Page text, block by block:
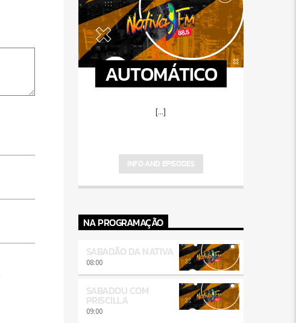
AUTOMÁTICO
[...]
INFO AND EPISODES
NA PROGRAMAÇÃO
SABADÃO DA NATIVA
08:00
SABADOU COM
PRISCILLA
09:00